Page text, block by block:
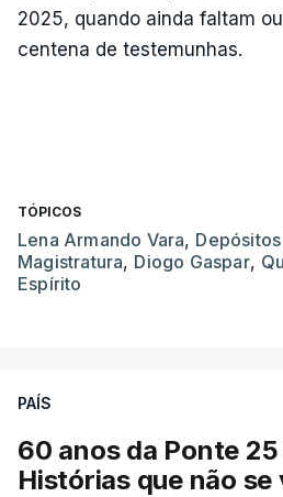
2025, quando ainda faltam
centena de testemunhas.
TÓPICOS
Lena Armando Vara, Depósitos
Magistratura, Diogo Gaspar,
Espírito
PAÍS
60 anos da Ponte
Histórias que não se